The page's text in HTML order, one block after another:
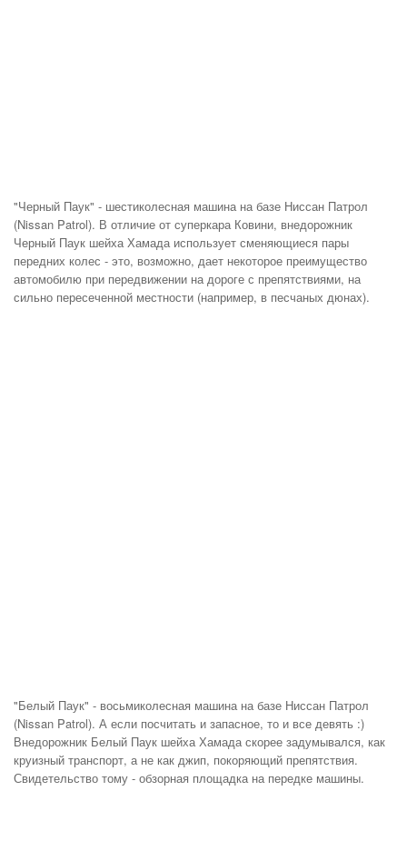
"Черный Паук" - шестиколесная машина на базе Ниссан Патрол
(Nissan Patrol). В отличие от суперкара Ковини, внедорожник
Черный Паук шейха Хамада использует сменяющиеся пары
передних колес - это, возможно, дает некоторое преимущество
автомобилю при передвижении на дороге с препятствиями, на
сильно пересеченной местности (например, в песчаных дюнах).
"Белый Паук" - восьмиколесная машина на базе Ниссан Патрол
(Nissan Patrol). А если посчитать и запасное, то и все девять :)
Внедорожник Белый Паук шейха Хамада скорее задумывался, как
круизный транспорт, а не как джип, покоряющий препятствия.
Свидетельство тому - обзорная площадка на передке машины.